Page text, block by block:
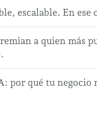
escalable. En ese
a quien más
por qué tu negocio